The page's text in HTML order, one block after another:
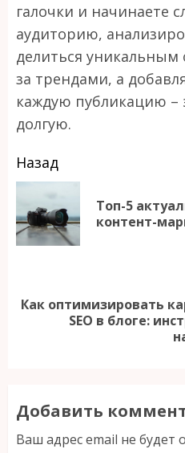
галочки и начинаете
аудиторию,
делиться
за трендами, а
каждую публикацию –
долгую.
Продолжить
чтение
Назад
Топ-5
контент-
Следующая
Как оптимизировать
SEO в блоге:
Добавить
Ваш адрес email не будет